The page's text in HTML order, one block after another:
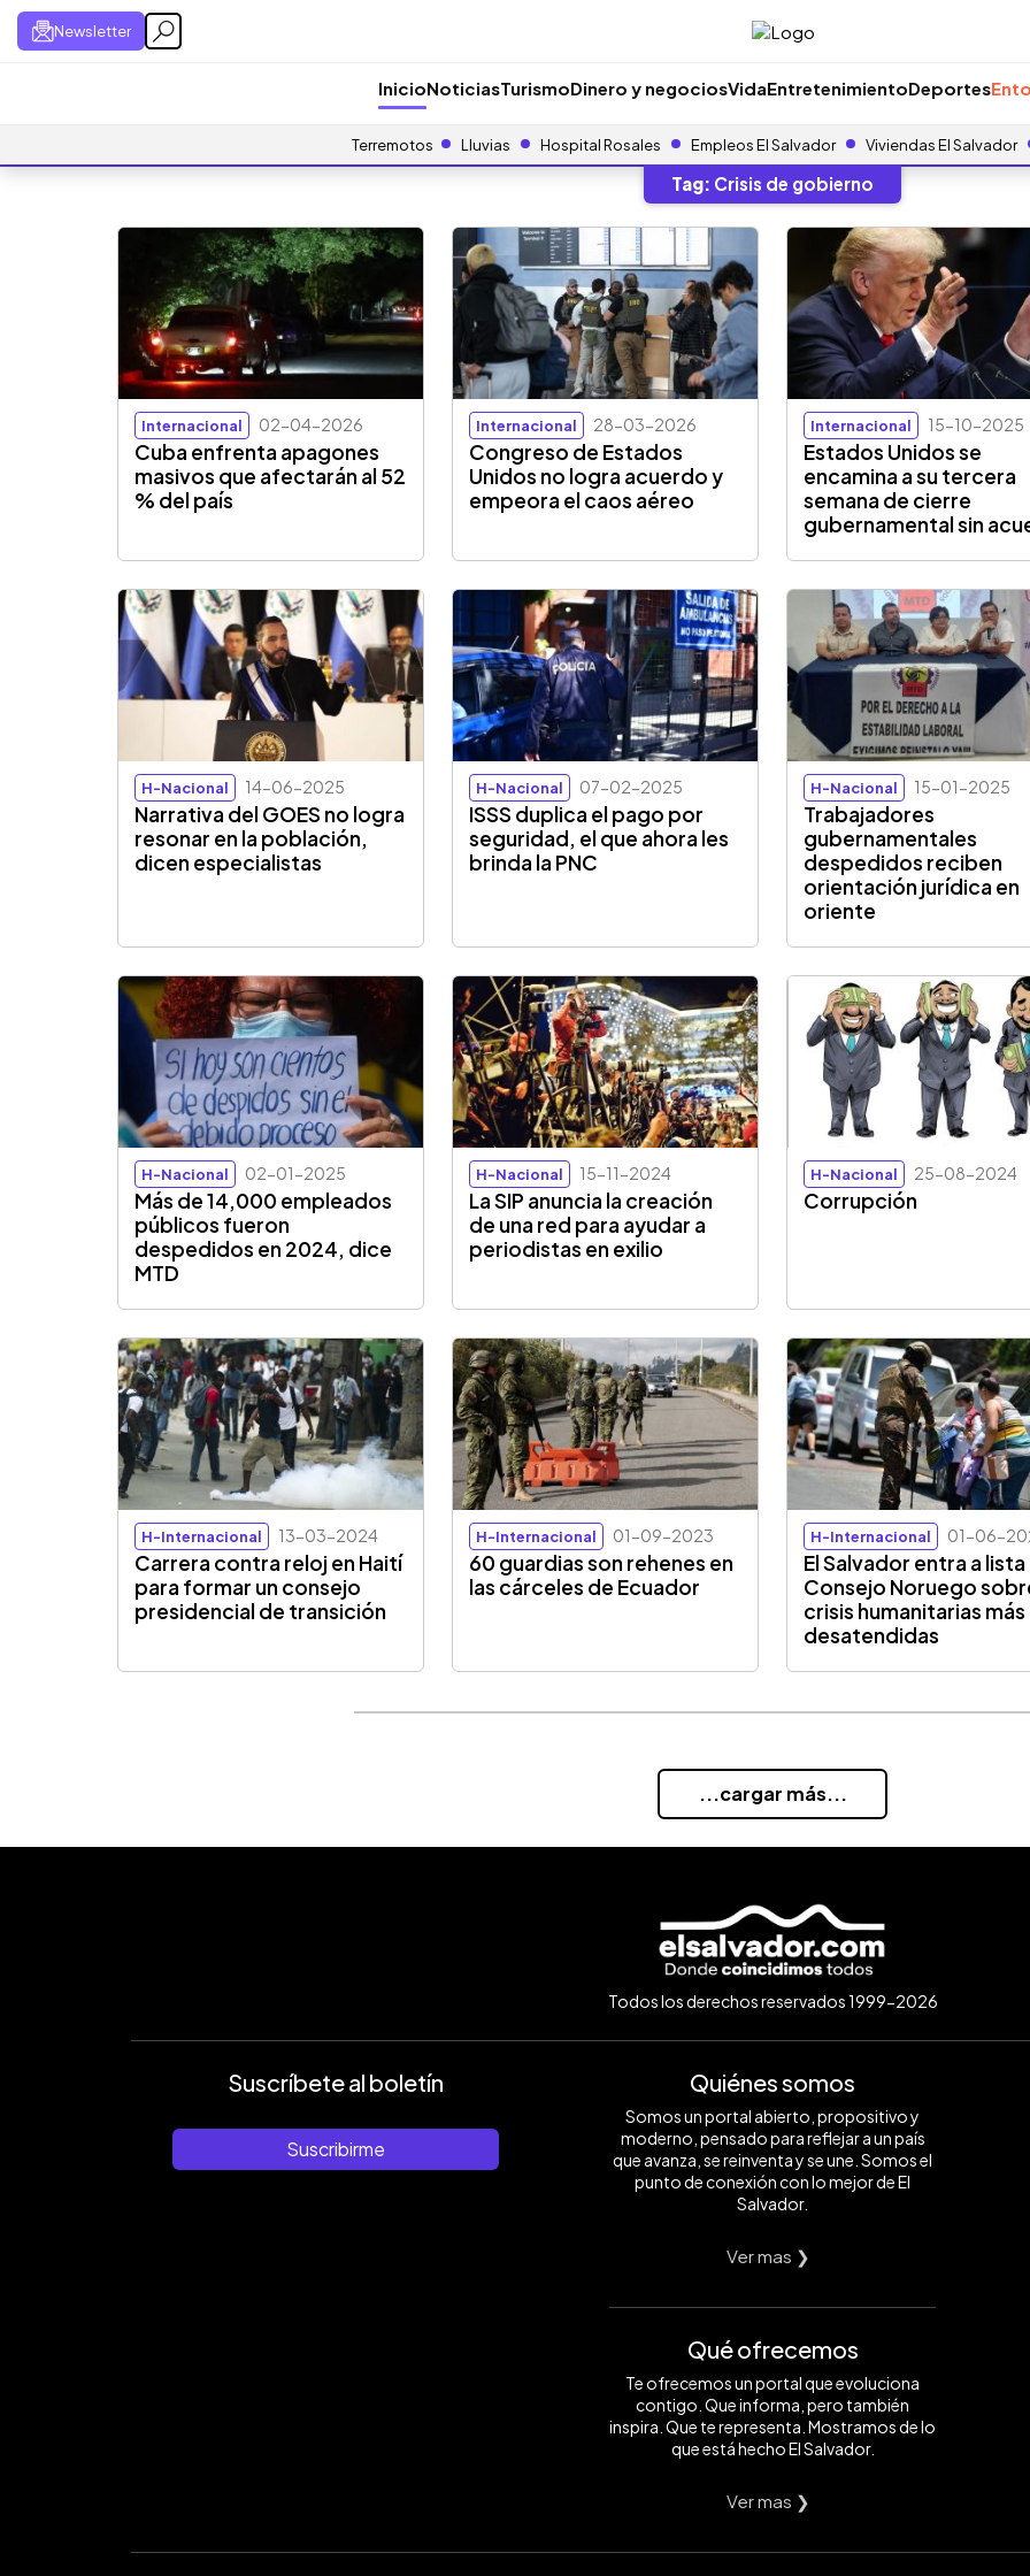
Newsletter
InicioNoticiasTurismoDinero y negociosVidaEntretenimientoDeportes
Terremotos Lluvias Hospital Rosales Empleos El Salvador Viviendas El Salvador
Tag: Crisis de gobierno
Internacional 02-04-2026
Cuba enfrenta apagones
masivos que afectarán al 52
% del país
Internacional 28-03-2026
Congreso de Estados
Unidos no logra acuerdo y
empeora el caos aéreo
Internacional 15-10-2025
Estados Unidos se
encamina a su tercera
semana de cierre
gubernamental sin
H-Nacional 14-06-2025
Narrativa del GOES no logra
resonar en la población,
dicen especialistas
H-Nacional 07-02-2025
ISSS duplica el pago por
seguridad, el que ahora les
brinda la PNC
H-Nacional 15-01-2025
Trabajadores
gubernamentales
despedidos reciben
orientación jurídica en
oriente
H-Nacional 02-01-2025
Más de 14,000 empleados
públicos fueron
despedidos en 2024, dice
MTD
H-Nacional 15-11-2024
La SIP anuncia la creación
de una red para ayudar a
periodistas en exilio
H-Nacional 25-08-2024
Corrupción
H-Internacional 13-03-2024
Carrera contra reloj en Haití
para formar un consejo
presidencial de transición
H-Internacional 01-09-2023
60 guardias son rehenes en
las cárceles de Ecuador
H-Internacional 01-06-
El Salvador entra a
Consejo Noruego
crisis humanitarias más
desatendidas
...cargar más...
Todos los derechos reservados 1999-2026
Suscríbete al boletín
Suscribirme
Quiénes somos
Somos un portal abierto, propositivo y
moderno, pensado para reflejar a un país
que avanza, se reinventa y se une. Somos el
punto de conexión con lo mejor de El
Salvador.
Ver mas ❯
Qué ofrecemos
Te ofrecemos un portal que evoluciona
contigo. Que informa, pero también
inspira. Que te representa. Mostramos de lo
que está hecho El Salvador.
Ver mas ❯